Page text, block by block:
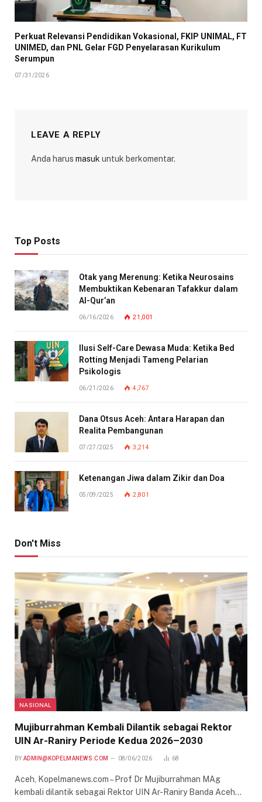
Perkuat Relevansi Pendidikan Vokasional, FKIP UNIMAL, FT
UNIMED, dan PNL Gelar FGD Penyelarasan Kurikulum
Serumpun
07/31/2026
LEAVE A REPLY
Anda harus masuk untuk berkomentar.
Top Posts
Otak yang Merenung: Ketika Neurosains
Membuktikan Kebenaran Tafakkur dalam
Al-Qur’an
06/16/2026 21,001
Ilusi Self-Care Dewasa Muda: Ketika Bed
Rotting Menjadi Tameng Pelarian
Psikologis
06/21/2026 4,767
Dana Otsus Aceh: Antara Harapan dan
Realita Pembangunan
07/27/2025 3,214
Ketenangan Jiwa dalam Zikir dan Doa
05/09/2025 2,801
Don't Miss
NASIONAL
Mujiburrahman Kembali Dilantik sebagai Rektor
UIN Ar-Raniry Periode Kedua 2026–2030
BY ADMIN@KOPELMANEWS.COM 08/06/2026 68
Aceh, Kopelmanews.com – Prof Dr Mujiburrahman MAg
kembali dilantik sebagai Rektor UIN Ar-Raniry Banda Aceh…